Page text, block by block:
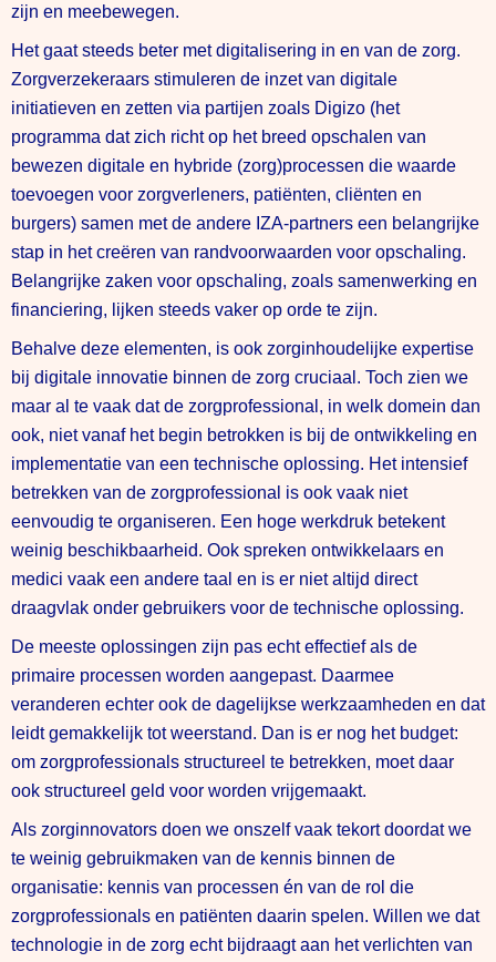
zijn en meebewegen.
Het gaat steeds beter met digitalisering in en van de zorg.
Zorgverzekeraars stimuleren de inzet van digitale
initiatieven en zetten via partijen zoals Digizo (het
programma dat zich richt op het breed opschalen van
bewezen digitale en hybride (zorg)processen die waarde
toevoegen voor zorgverleners, patiënten, cliënten en
burgers) samen met de andere IZA-partners een belangrijke
stap in het creëren van randvoorwaarden voor opschaling.
Belangrijke zaken voor opschaling, zoals samenwerking en
financiering, lijken steeds vaker op orde te zijn.
Behalve deze elementen, is ook zorginhoudelijke expertise
bij digitale innovatie binnen de zorg cruciaal. Toch zien we
maar al te vaak dat de zorgprofessional, in welk domein dan
ook, niet vanaf het begin betrokken is bij de ontwikkeling en
implementatie van een technische oplossing. Het intensief
betrekken van de zorgprofessional is ook vaak niet
eenvoudig te organiseren. Een hoge werkdruk betekent
weinig beschikbaarheid. Ook spreken ontwikkelaars en
medici vaak een andere taal en is er niet altijd direct
draagvlak onder gebruikers voor de technische oplossing.
De meeste oplossingen zijn pas echt effectief als de
primaire processen worden aangepast. Daarmee
veranderen echter ook de dagelijkse werkzaamheden en dat
leidt gemakkelijk tot weerstand. Dan is er nog het budget:
om zorgprofessionals structureel te betrekken, moet daar
ook structureel geld voor worden vrijgemaakt.
Als zorginnovators doen we onszelf vaak tekort doordat we
te weinig gebruikmaken van de kennis binnen de
organisatie: kennis van processen én van de rol die
zorgprofessionals en patiënten daarin spelen. Willen we dat
technologie in de zorg echt bijdraagt aan het verlichten van